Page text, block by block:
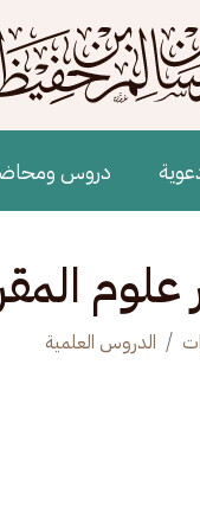
دروس
علوم
الدروس العلمية